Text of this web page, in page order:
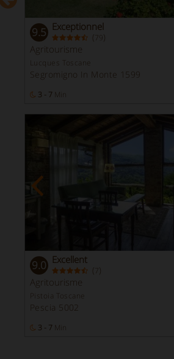
9.5 Exceptionnel
( 79)
Agritourisme
Lucques Toscane
Segromigno In Monte 1599
3 - 7 Min
9.0 Excellent
( 7 )
Agritourisme
Pistoia Toscane
Pescia 5002
3 - 7 Min